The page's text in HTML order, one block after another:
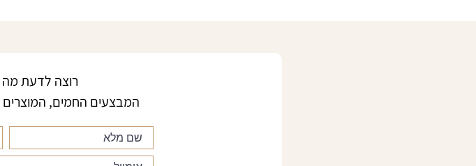
רוצה לדעת מה
המבצעים החמים, המוצרים